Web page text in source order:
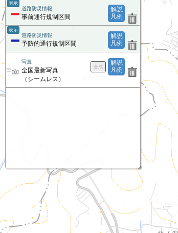
解説
凡例
表示
道路防災情報
事前通行規制区間
解説
凡例
表示
道路防災情報
予防的通行規制区間
解説
凡例
写真
全国最新写真
（シームレス）